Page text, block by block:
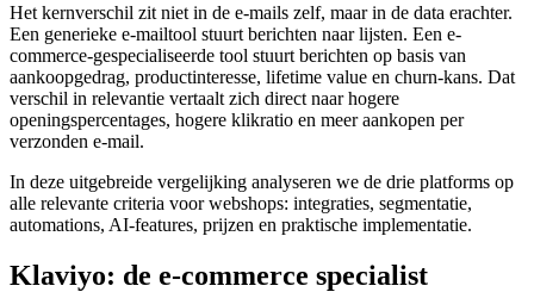
Het kernverschil zit niet in de e-mails zelf, maar in de data erachter.
Een generieke e-mailtool stuurt berichten naar lijsten. Een e-
commerce-gespecialiseerde tool stuurt berichten op basis van
aankoopgedrag, productinteresse, lifetime value en churn-kans. Dat
verschil in relevantie vertaalt zich direct naar hogere
openingspercentages, hogere klikratio en meer aankopen per
verzonden e-mail.
In deze uitgebreide vergelijking analyseren we de drie platforms op
alle relevante criteria voor webshops: integraties, segmentatie,
automations, AI-features, prijzen en praktische implementatie.
Klaviyo: de e-commerce specialist